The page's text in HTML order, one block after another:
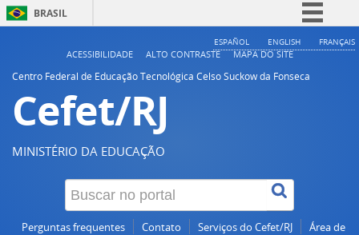
BRASIL
Simplifique!
ESPAÑOL ENGLISH FRANÇAIS
ACESSIBILIDADE ALTO CONTRASTE
MAPA DO SITE
Centro Federal de Educação Tecnológica Celso Suckow da Fonseca
Cefet/RJ
MINISTÉRIO DA EDUCAÇÃO
Perguntas frequentes Contato Serviços do Cefet/RJ
Área de